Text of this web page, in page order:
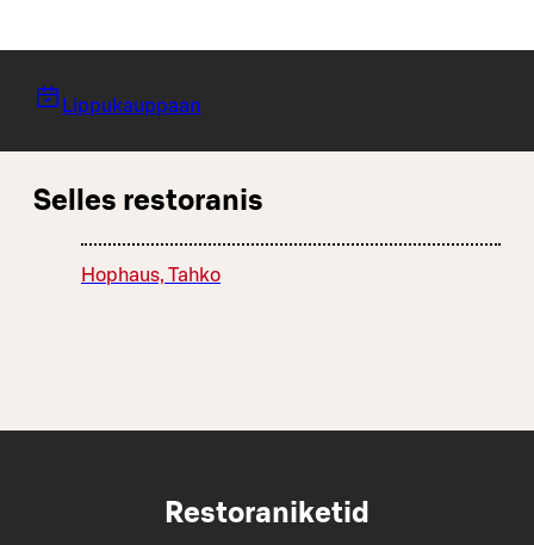
Lippukauppaan
Selles restoranis
Hophaus, Tahko
Restoraniketid